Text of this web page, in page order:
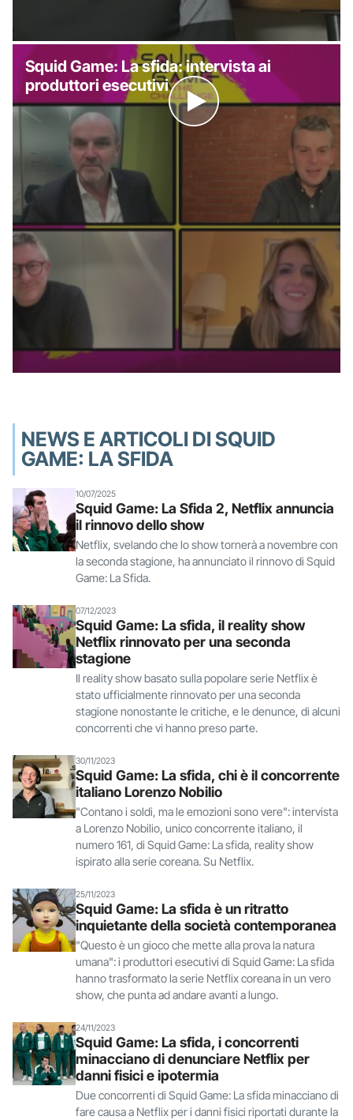
Squid Game: La sfida: intervista ai
produttori esecutivi
NEWS E ARTICOLI DI SQUID
GAME: LA SFIDA
10/07/2025
Squid Game: La Sfida 2, Netflix annuncia
il rinnovo dello show
Netflix, svelando che lo show tornerà a novembre con
la seconda stagione, ha annunciato il rinnovo di Squid
Game: La Sfida.
07/12/2023
Squid Game: La sfida, il reality show
Netflix rinnovato per una seconda
stagione
Il reality show basato sulla popolare serie Netflix è
stato ufficialmente rinnovato per una seconda
stagione nonostante le critiche, e le denunce, di alcuni
concorrenti che vi hanno preso parte.
30/11/2023
Squid Game: La sfida, chi è il concorrente
italiano Lorenzo Nobilio
"Contano i soldi, ma le emozioni sono vere": intervista
a Lorenzo Nobilio, unico concorrente italiano, il
numero 161, di Squid Game: La sfida, reality show
ispirato alla serie coreana. Su Netflix.
25/11/2023
Squid Game: La sfida è un ritratto
inquietante della società contemporanea
"Questo è un gioco che mette alla prova la natura
umana": i produttori esecutivi di Squid Game: La sfida
hanno trasformato la serie Netflix coreana in un vero
show, che punta ad andare avanti a lungo.
24/11/2023
Squid Game: La sfida, i concorrenti
minacciano di denunciare Netflix per
danni fisici e ipotermia
Due concorrenti di Squid Game: La sfida minacciano di
fare causa a Netflix per i danni fisici riportati durante la